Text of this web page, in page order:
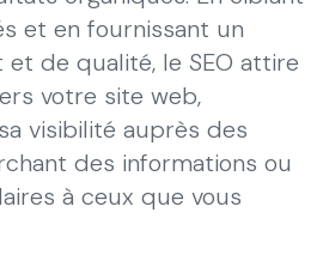
et en fournissant un
de qualité, le SEO attire
votre site web,
visibilité auprès des
des informations ou
à ceux que vous